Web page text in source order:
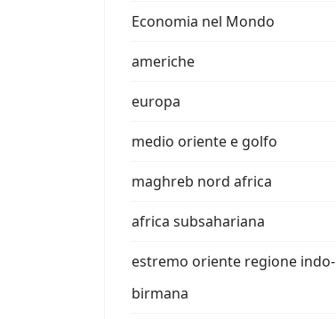
Economia nel Mondo
americhe
europa
medio oriente e golfo
maghreb nord africa
africa subsahariana
estremo oriente regione indo-
birmana